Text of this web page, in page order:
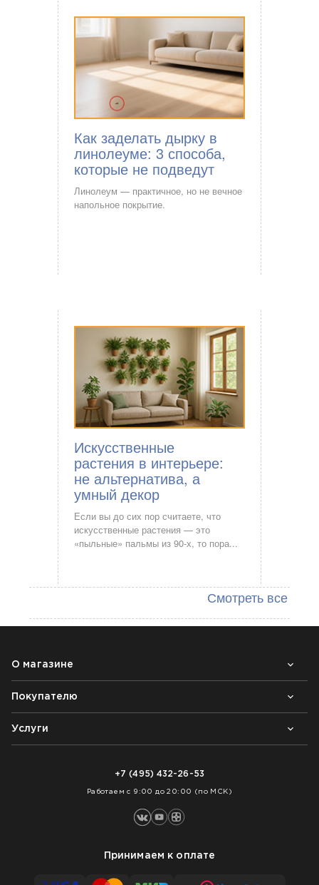
Как заделать дырку в
линолеуме: 3 способа,
которые не подведут
Линолеум — практичное, но не вечное
напольное покрытие.
Искусственные
растения в интерьере:
не альтернатива, а
умный декор
Если вы до сих пор считаете, что
искусственные растения — это
«пыльные» пальмы из 90-х, то пора...
Смотреть все
О магазине
Почему выбирают нас
Контакты
Блог
Покупателю
Возврат товара
Как заказать
Услуги
+7 (495) 432-26-53
Работаем с 9:00 до 20:00 (по МСК)
Принимаем к оплате